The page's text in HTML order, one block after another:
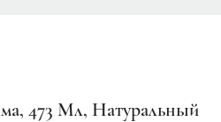
473 Мл, Натуральный